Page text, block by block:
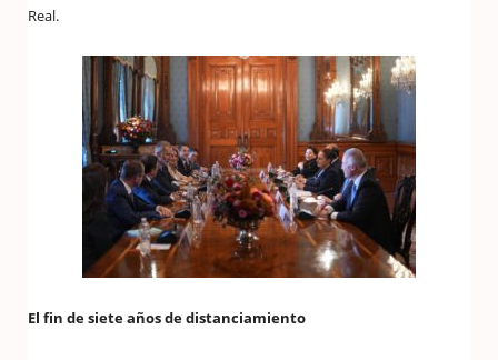
Real.
El fin de siete años de distanciamiento